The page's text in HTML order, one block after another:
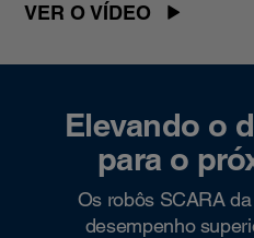
VER O VÍDEO
Elevando o
para o
Os robôs SCARA
desempenho